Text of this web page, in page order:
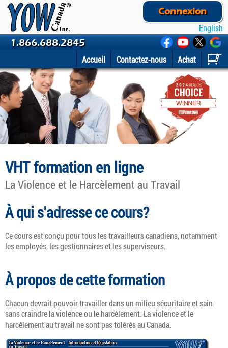
English
Connexion
1.866.688.2845
Achat
Contactez-nous
Accueil
VHT formation en ligne
La Violence et le Harcèlement au Travail
À qui s'adresse ce cours?
Ce cours est conçu pour tous les travailleurs canadiens, notamment
les employés, les gestionnaires et les superviseurs.
À propos de cette formation
Chacun devrait pouvoir travailler dans un milieu sécuritaire et sain
sans craindre la violence ou le harcèlement. La violence et le
harcèlement au travail ne sont pas tolérés au Canada.